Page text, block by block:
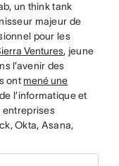
un think tank
majeur de
pour les
Ventures, jeune
l’avenir des
ont mené une
l’informatique et
entreprises
Okta, Asana,